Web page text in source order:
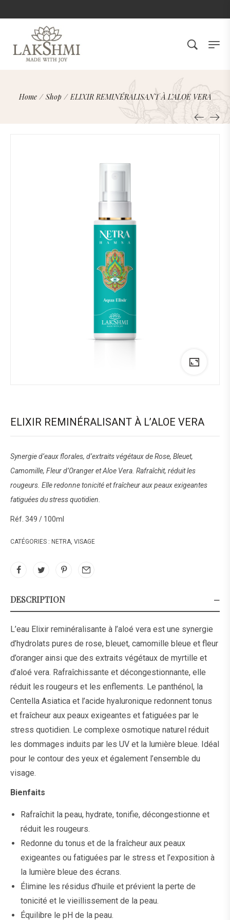
Home / Shop / ELIXIR REMINÉRALISANT À L’ALOE VERA
ELIXIR REMINÉRALISANT À L’ALOE VERA
Synergie d’eaux florales, d’extraits végétaux de Rose, Bleuet,
Camomille, Fleur d’Oranger et Aloe Vera. Rafraîchit, réduit les
rougeurs. Elle redonne tonicité et fraîcheur aux peaux exigeantes
fatiguées du stress quotidien.
Réf. 349 / 100ml
CATÉGORIES : NETRA, VISAGE
DESCRIPTION
L’eau Elixir reminéralisante à l’aloé vera est une synergie
d’hydrolats pures de rose, bleuet, camomille bleue et fleur
d’oranger ainsi que des extraits végétaux de myrtille et
d’aloé vera. Rafraîchissante et décongestionnante, elle
réduit les rougeurs et les enflements. Le panthénol, la
Centella Asiatica et l’acide hyaluronique redonnent tonus
et fraîcheur aux peaux exigeantes et fatiguées par le
stress quotidien. Le complexe osmotique naturel réduit
les dommages induits par les UV et la lumière bleue. Idéal
pour le contour des yeux et également l’ensemble du
visage.
Bienfaits
Rafraîchit la peau, hydrate, tonifie, décongestionne et
réduit les rougeurs.
Redonne du tonus et de la fraîcheur aux peaux
exigeantes ou fatiguées par le stress et l’exposition à
la lumière bleue des écrans.
Élimine les résidus d’huile et prévient la perte de
tonicité et le vieillissement de la peau.
Équilibre le pH de la peau.